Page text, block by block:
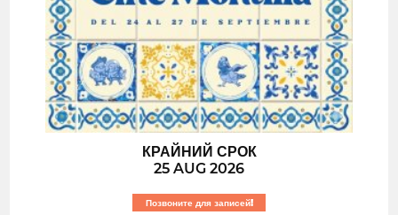
КРАЙНИЙ СРОК
25 AUG 2026
Позвоните для записей!